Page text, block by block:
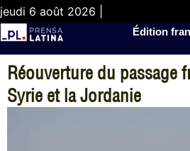
jeudi 6 août 2026 |
Édition
Réouverture du passage
Syrie et la Jordanie